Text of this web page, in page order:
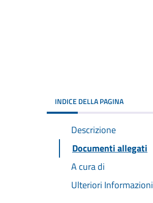
INDICE DELLA PAGINA
Descrizione
Documenti allegati
A cura di
Ulteriori Informazioni